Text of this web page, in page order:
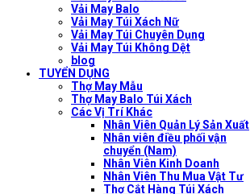
Vải May Balo
Vải May Túi Xách Nữ
Vải May Túi Chuyên Dụng
Vải May Túi Không Dệt
blog
TUYỂN DỤNG
Thợ May Mẫu
Thợ May Balo Túi Xách
Các Vị Trí Khác
Nhân Viên Quản Lý Sản Xuất
Nhân viên điều phối vận
chuyển (Nam)
Nhân Viên Kinh Doanh
Nhân Viên Thu Mua Vật Tư
Thợ Cắt Hàng Túi Xách